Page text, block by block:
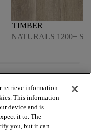
TIMBER
NATURALS 1200+
retrieve information
This information
device and is
it to. The
you, but it can